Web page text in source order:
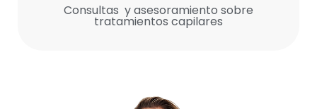
Consultas y asesoramiento sobre
tratamientos capilares